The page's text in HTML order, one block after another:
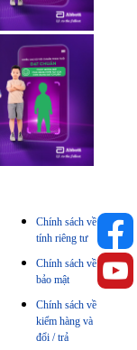
Chính sách về
tính riêng tư
Chính sách về
bảo mật
Chính sách về
kiểm hàng và
đổi / trả